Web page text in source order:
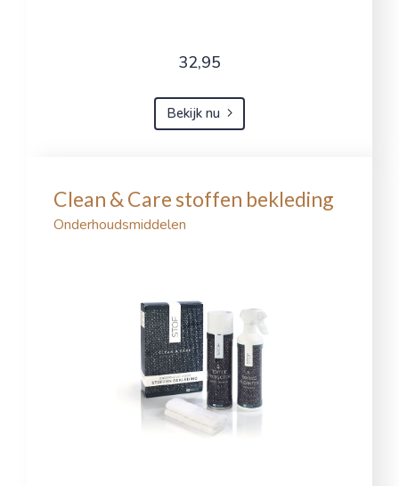
32,95
Bekijk nu
Clean & Care stoffen bekleding
Onderhoudsmiddelen